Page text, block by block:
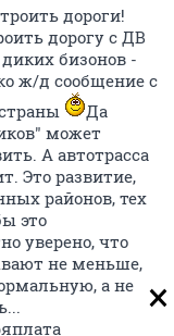
дороги!
дорогу с ДВ
бизонов -
ж/д сообщение с
Да
может
А автотрасса
Это развитие,
районов, тех
это
уверено, что
не меньше,
а не